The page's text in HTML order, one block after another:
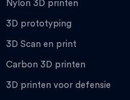
Nylon 3D printen
3D prototyping
3D Scan en print
Carbon 3D printen
3D printen voor defensie